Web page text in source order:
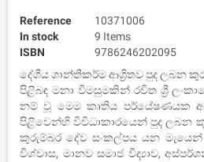
Reference
10371006
In stock
9 Items
ISBN
9786246202095
දේශීය ශාන්තිකර්ම ආශ්‍රිතව පුද ලබන
පිළිබඳ මනා විමසුමකින් රචිත ශ්‍රී
නම් වූ මෙම කෘතිය පර්යේෂණයක
පිළිවෙන්හි විවිධාකාරයෙන් පුද ලබන
කුරුම්බර දේව සංකල්පය යන
විශ්වාස, මානව සමාජ විද්‍යාව,